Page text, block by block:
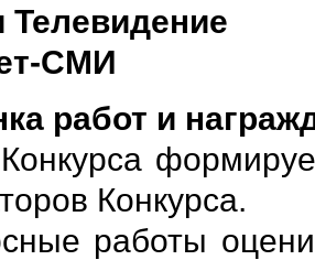
Телевидение
СМИ
работ и
Конкурса.
работы